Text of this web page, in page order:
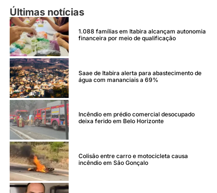
Últimas notícias
1.088 famílias em Itabira alcançam autonomia
financeira por meio de qualificação
Saae de Itabira alerta para abastecimento de
água com mananciais a 69%
Incêndio em prédio comercial desocupado
deixa ferido em Belo Horizonte
Colisão entre carro e motocicleta causa
incêndio em São Gonçalo